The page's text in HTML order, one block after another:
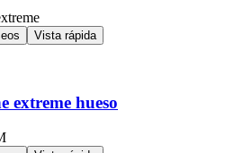
Vista rápida
extreme hueso